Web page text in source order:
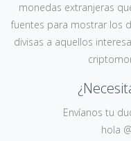
monedas extranjeras
fuentes para mostrar los
divisas a aquellos
Envíanos tu
hola